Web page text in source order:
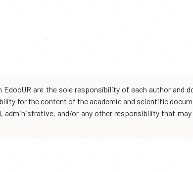
are the sole responsibility of each author and
for the content of the academic and scientific
and/or any other responsibility that